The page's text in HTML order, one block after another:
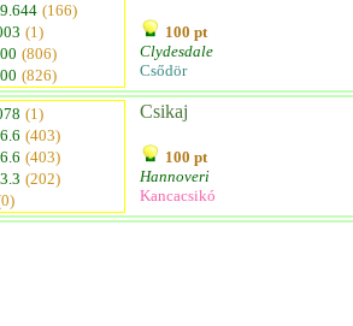
(166)
(1)
(806)
(826)
100 pt
Clydesdale
Csődör
(1)
(403)
(403)
(202)
Csikaj
100 pt
Hannoveri
Kancacsikó